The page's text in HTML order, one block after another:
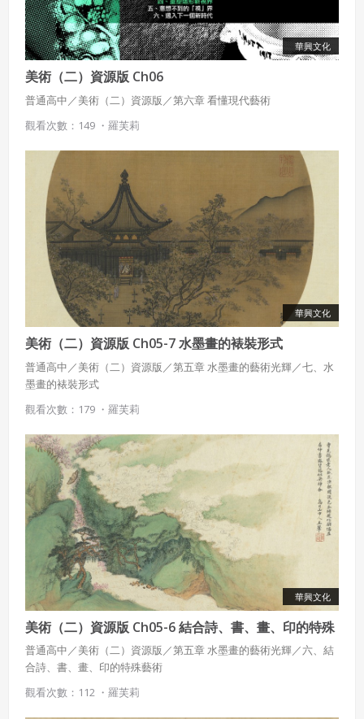
華興文化
美術（二）資源版 Ch06
普通高中／美術（二）資源版／第六章 看懂現代藝術
觀看次數：149 ・ 羅芙莉
華興文化
美術（二）資源版 Ch05-7 水墨畫的裱裝形式
普通高中／美術（二）資源版／第五章 水墨畫的藝術光輝／七、水
墨畫的裱裝形式
觀看次數：179 ・ 羅芙莉
華興文化
美術（二）資源版 Ch05-6 結合詩、書、畫、印的特殊
藝術
普通高中／美術（二）資源版／第五章 水墨畫的藝術光輝／六、結
合詩、書、畫、印的特殊藝術
觀看次數：112 ・ 羅芙莉